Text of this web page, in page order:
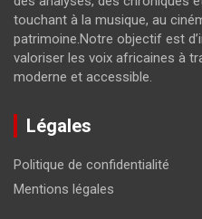
touchant à la musique, au
patrimoine.Notre objectif est
valoriser les voix africaines à
moderne et accessible.
Légales
Politique de confidentialité
Mentions légales